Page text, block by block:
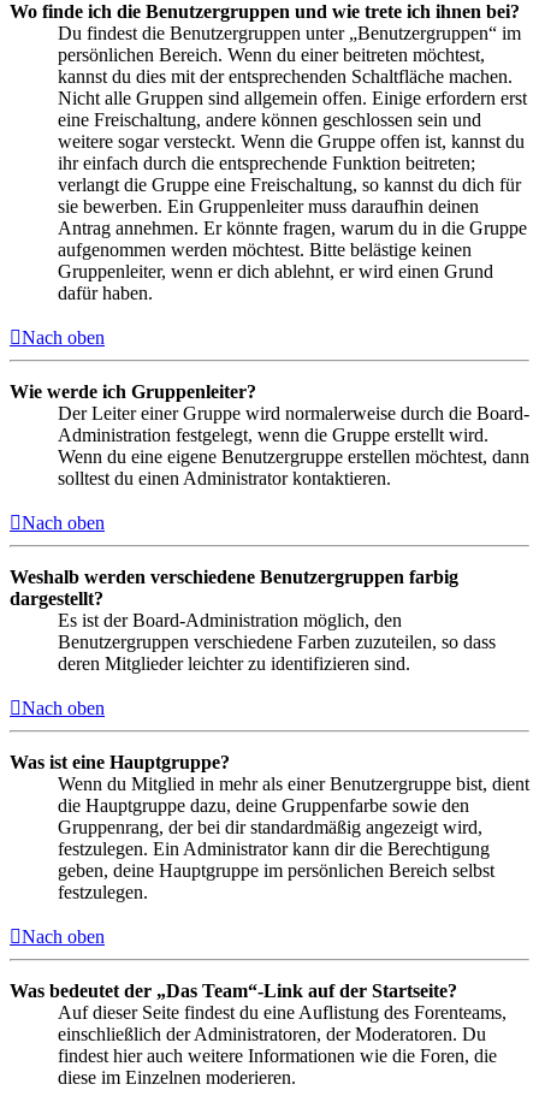
Wo finde ich die Benutzergruppen und wie trete ich ihnen bei?
Du findest die Benutzergruppen unter „Benutzergruppen“ im
persönlichen Bereich. Wenn du einer beitreten möchtest,
kannst du dies mit der entsprechenden Schaltfläche machen.
Nicht alle Gruppen sind allgemein offen. Einige erfordern erst
eine Freischaltung, andere können geschlossen sein und
weitere sogar versteckt. Wenn die Gruppe offen ist, kannst du
ihr einfach durch die entsprechende Funktion beitreten;
verlangt die Gruppe eine Freischaltung, so kannst du dich für
sie bewerben. Ein Gruppenleiter muss daraufhin deinen
Antrag annehmen. Er könnte fragen, warum du in die Gruppe
aufgenommen werden möchtest. Bitte belästige keinen
Gruppenleiter, wenn er dich ablehnt, er wird einen Grund
dafür haben.
Nach oben
Wie werde ich Gruppenleiter?
Der Leiter einer Gruppe wird normalerweise durch die Board-
Administration festgelegt, wenn die Gruppe erstellt wird.
Wenn du eine eigene Benutzergruppe erstellen möchtest, dann
solltest du einen Administrator kontaktieren.
Nach oben
Weshalb werden verschiedene Benutzergruppen farbig
dargestellt?
Es ist der Board-Administration möglich, den
Benutzergruppen verschiedene Farben zuzuteilen, so dass
deren Mitglieder leichter zu identifizieren sind.
Nach oben
Was ist eine Hauptgruppe?
Wenn du Mitglied in mehr als einer Benutzergruppe bist, dient
die Hauptgruppe dazu, deine Gruppenfarbe sowie den
Gruppenrang, der bei dir standardmäßig angezeigt wird,
festzulegen. Ein Administrator kann dir die Berechtigung
geben, deine Hauptgruppe im persönlichen Bereich selbst
festzulegen.
Nach oben
Was bedeutet der „Das Team“-Link auf der Startseite?
Auf dieser Seite findest du eine Auflistung des Forenteams,
einschließlich der Administratoren, der Moderatoren. Du
findest hier auch weitere Informationen wie die Foren, die
diese im Einzelnen moderieren.